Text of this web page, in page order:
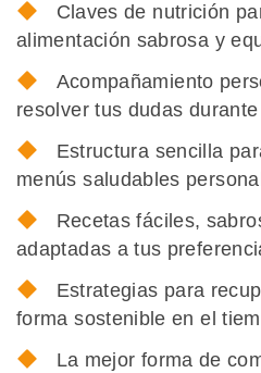
Claves de nutrición
alimentación sabrosa y
Acompañamiento
resolver tus dudas
Estructura sencilla
menús saludables
Recetas fáciles,
adaptadas a tus
Estrategias para
forma sostenible en el
La mejor forma de